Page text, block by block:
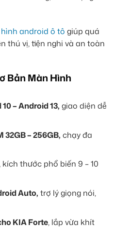
android ô tô giúp quá
thú vị, tiện nghi và an toàn
Bản Màn Hình
– Android 13, giao diện dễ
32GB – 256GB, chạy đa
, kích thước phổ biến 9 – 10
Auto, trợ lý giọng nói,
KIA Forte, lắp vừa khít